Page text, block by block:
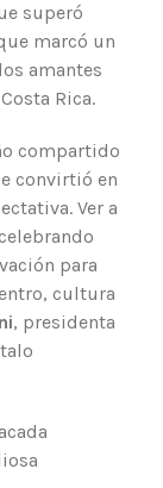
superó
marcó un
amantes
Rica.
compartido
convirtió en
Ver a
para
cultura
, presidenta